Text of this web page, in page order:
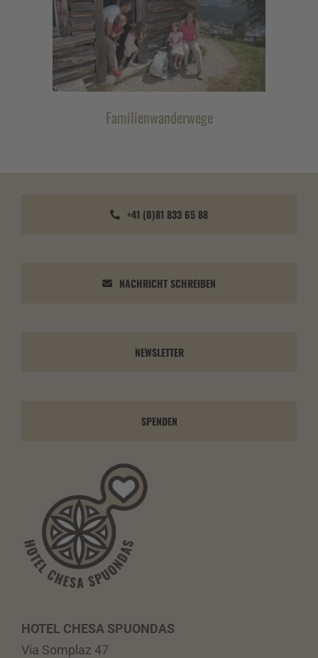
Familienwanderwege
+41 (0)81 833 65 88
NACHRICHT SCHREIBEN
NEWSLETTER
SPENDEN
HOTEL CHESA SPUONDAS
Via Somplaz 47